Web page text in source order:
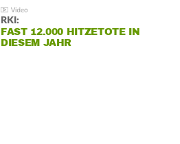
RKI:
FAST 12.000 HITZETOTE IN
DIESEM JAHR